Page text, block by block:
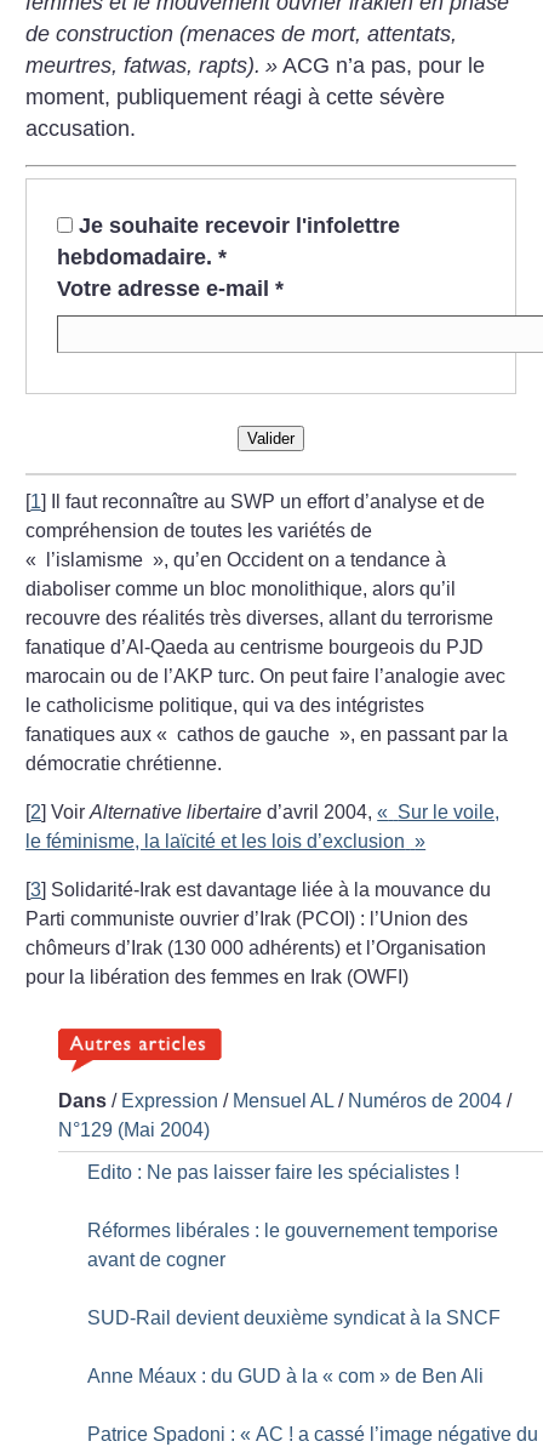
de construction (menaces de mort, attentats,
meurtres, fatwas, rapts). » ACG n’a pas, pour le
moment, publiquement réagi à cette sévère
accusation.
Je souhaite recevoir l'infolettre
hebdomadaire. *
Votre adresse e-mail *
Valider
[1]
Il faut reconnaître au SWP un effort d’analyse et de
compréhension de toutes les variétés de
«
l’islamisme », qu’en Occident on a tendance à
diaboliser comme un bloc monolithique, alors qu’il
recouvre des réalités très diverses, allant du terrorisme
fanatique d’Al-Qaeda au centrisme bourgeois du PJD
marocain ou de l’AKP turc. On peut faire l’analogie avec
le catholicisme politique, qui va des intégristes
fanatiques aux « cathos de gauche », en passant par la
démocratie chrétienne.
[2]VoirAlternative libertaire d’avril 2004,« Sur le voile,
le féminisme, la laïcité et les lois d’exclusion »
[3] Solidarité-Irak est davantage liée à la mouvance du
Parti communiste ouvrier d’Irak (PCOI) : l’Union des
chômeurs d’Irak (130 000 adhérents) et l’Organisation
pour la libération des femmes en Irak (OWFI)
Dans / Expression / Mensuel AL / Numéros de 2004 /
N°129 (Mai 2004)
Edito : Ne pas laisser faire les spécialistes !
Réformes libérales : le gouvernement temporise
avant de cogner
SUD-Rail devient deuxième syndicat à la SNCF
Anne Méaux : du GUD à la « com » de Ben Ali
Patrice Spadoni : « AC ! a cassé l’image négative du